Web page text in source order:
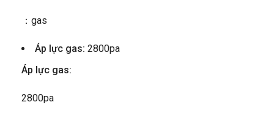
：gas
Áp lực gas: 2800pa
Áp lực gas:
2800pa